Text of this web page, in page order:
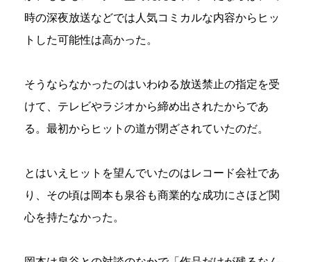
時の深夜放送などでは人気コミカルな内容からヒッ
トした可能性は高かった。
そうならなかったのはいわゆる放送禁止の指定を受
けて、テレビやラジオから締め出されたからであ
る。最初からヒットの道が閉ざされていたのだ。
とはいえヒットを望んでいたのはレコード会社であ
り、その頃は岡本も泉谷も商業的な成功にさほど関
心を持たなかった。